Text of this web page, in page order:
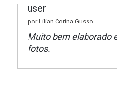
por Lilian Corina Gusso
Muito bem elaborado
fotos.